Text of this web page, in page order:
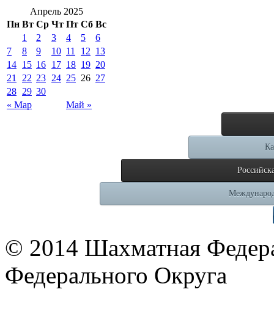
Апрель 2025
Пн Вт Ср Чт Пт Сб Вс
« Мар Май »
1 2 3 4 5
6
7
8 9 10 11 12 13
14 15 16 17 18 19 20
21
22 23 24 25 26 27
28 29 30
© 2014 Шахматная
Федерального Округа